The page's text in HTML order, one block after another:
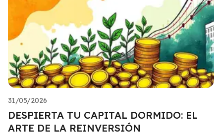
31/05/2026
DESPIERTA TU CAPITAL DORMIDO: EL
ARTE DE LA REINVERSIÓN